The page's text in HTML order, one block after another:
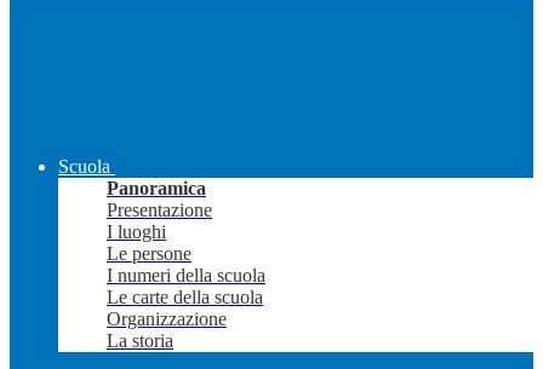
Scuola
Panoramica
Presentazione
I luoghi
Le persone
I numeri della scuola
Le carte della scuola
Organizzazione
La storia